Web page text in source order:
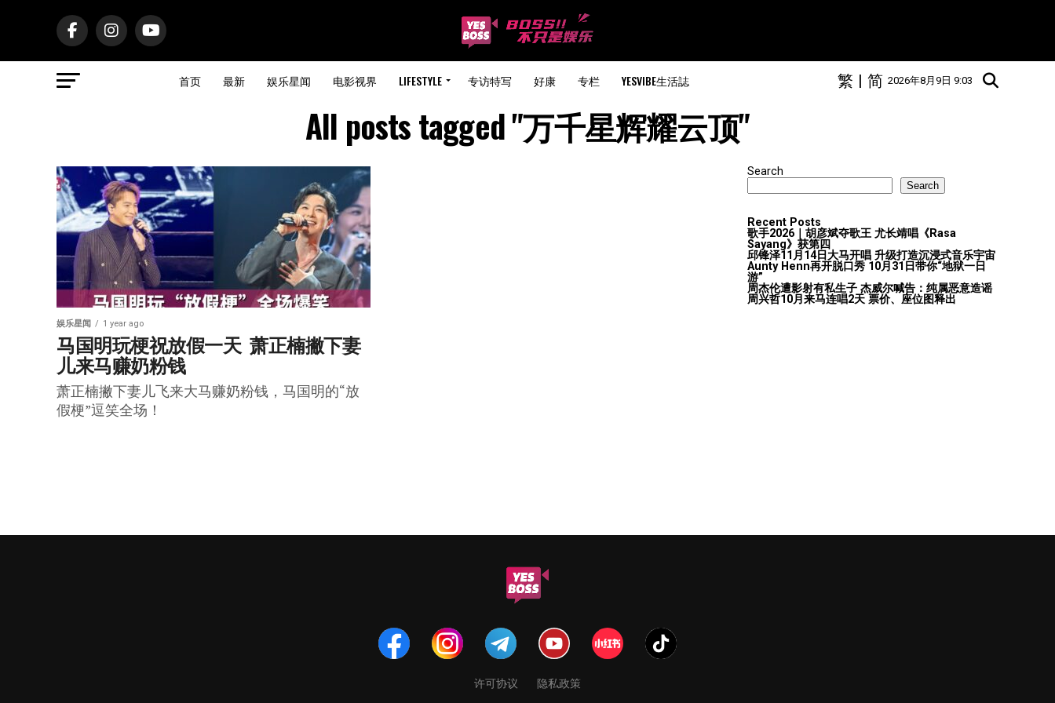
首页 最新 娱乐星闻 电影视界 LIFESTYLE 专访特写 好康 专栏 YESVIBE生活誌 2026年8月9日 9:03
简
|
繁
All posts tagged "万千星辉耀云顶"
娱乐星闻 1 year ago
马国明玩梗祝放假一天  萧正楠撇下妻
儿来马赚奶粉钱
萧正楠撇下妻儿飞来大马赚奶粉钱，马国明的“放
假梗”逗笑全场！
Search
Search
Recent Posts
歌手2026｜胡彦斌夺歌王 尤长靖唱《Rasa
Sayang》获第四
邱锋泽11月14日大马开唱 升级打造沉浸式音乐宇宙
Aunty Henn再开脱口秀 10月31日带你“地狱一日
游”
周杰伦遭影射有私生子 杰威尔喊告：纯属恶意造谣
周兴哲10月来马连唱2天 票价、座位图释出
许可协议 隐私政策